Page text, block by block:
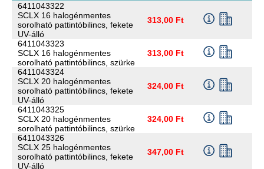
6411043322
SCLX 16 halogénmentes
sorolható pattintóbilincs, fekete
UV-álló
313,00 Ft
6411043323
SCLX 16 halogénmentes
sorolható pattintóbilincs, szürke
313,00 Ft
6411043324
SCLX 20 halogénmentes
sorolható pattintóbilincs, fekete
UV-álló
324,00 Ft
6411043325
SCLX 20 halogénmentes
sorolható pattintóbilincs, szürke
324,00 Ft
6411043326
SCLX 25 halogénmentes
sorolható pattintóbilincs, fekete
UV-álló
347,00 Ft